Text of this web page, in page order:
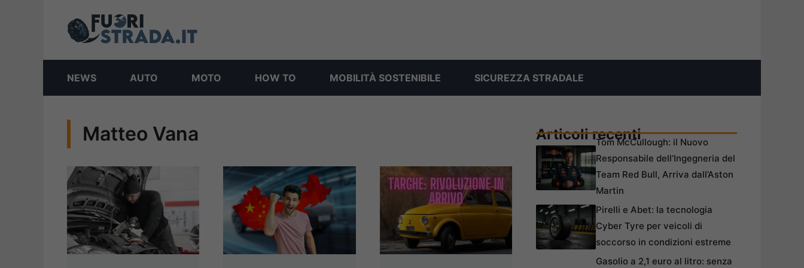
NEWS AUTO MOTO HOW TO MOBILITÀ SOSTENIBILE SICUREZZA STRADALE
Matteo Vana Articoli recentiTom McCullough: il Nuovo
Responsabile dell’Ingegneria del
Team Red Bull, Arriva dall’Aston
Martin
Pirelli e Abet: la tecnologia
Cyber Tyre per veicoli di
soccorso in condizioni estreme
Gasolio a 2,1 euro al litro: senza